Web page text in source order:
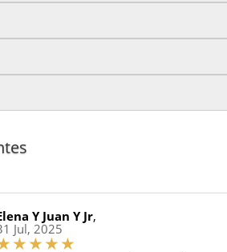
generales
de tu pedido.
Y Juan Y Jr,
Jul, 2025